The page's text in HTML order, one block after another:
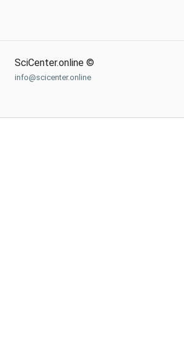
SciCenter.online ©
info@scicenter.online